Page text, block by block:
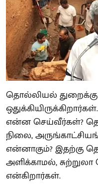
தொல்லியல் துறைக்கு
என்ன செய்வீர்கள்?
நிலை,
என்னாகும்? இதற்கு
அளிக்காமல்,
என்கிறார்கள்.